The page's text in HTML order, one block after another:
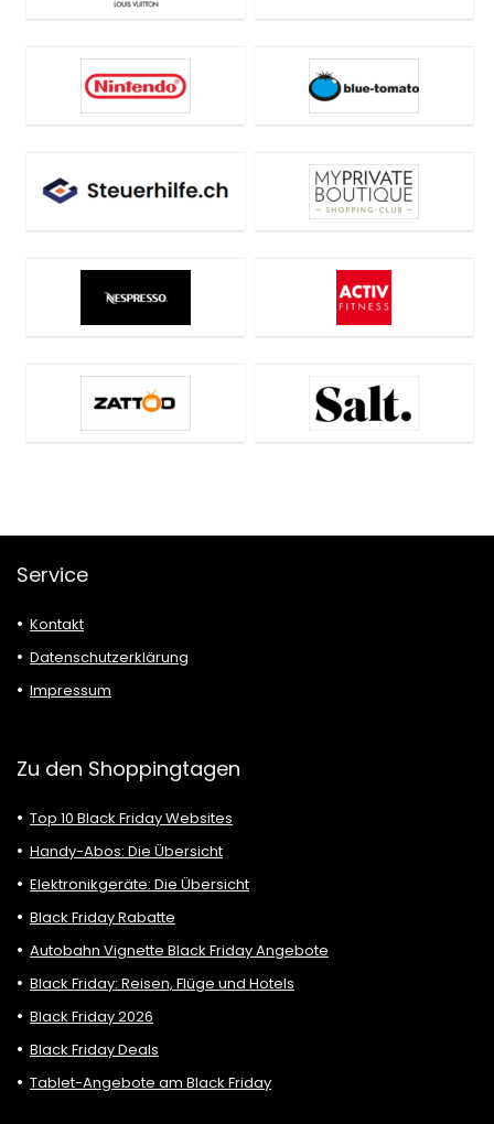
Service
Kontakt
Datenschutzerklärung
Impressum
Zu den Shoppingtagen
Top 10 Black Friday Websites
Handy-Abos: Die Übersicht
Elektronikgeräte: Die Übersicht
Black Friday Rabatte
Autobahn Vignette Black Friday Angebote
Black Friday: Reisen, Flüge und Hotels
Black Friday 2026
Black Friday Deals
Tablet-Angebote am Black Friday